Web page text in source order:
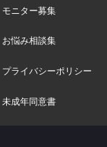
モニター募集
お悩み相談集
プライバシーポリシー
未成年同意書